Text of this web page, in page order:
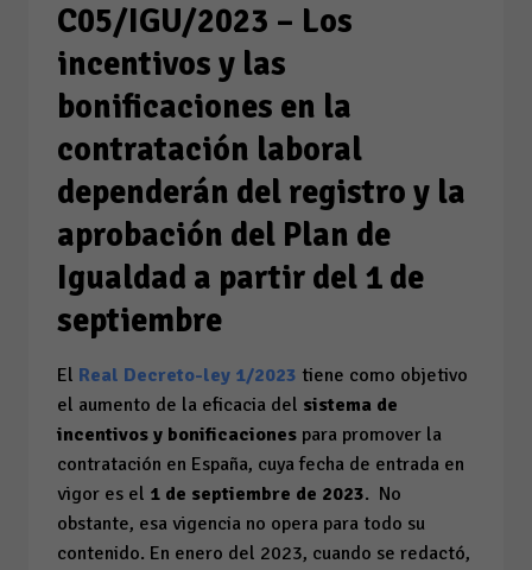
C05/IGU/2023 – Los
incentivos y las
bonificaciones en la
contratación laboral
dependerán del registro y la
aprobación del Plan de
Igualdad a partir del 1 de
septiembre
El Real Decreto-ley 1/2023 tiene como objetivo
el aumento de la eficacia del sistema de
incentivos y bonificaciones para promover la
contratación en España, cuya fecha de entrada en
vigor es el 1 de septiembre de 2023. No
obstante, esa vigencia no opera para todo su
contenido. En enero del 2023, cuando se redactó,